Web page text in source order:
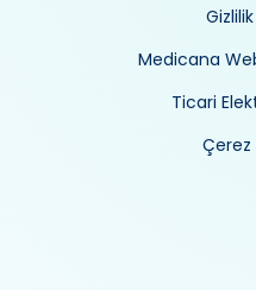
Medicana
Ticari